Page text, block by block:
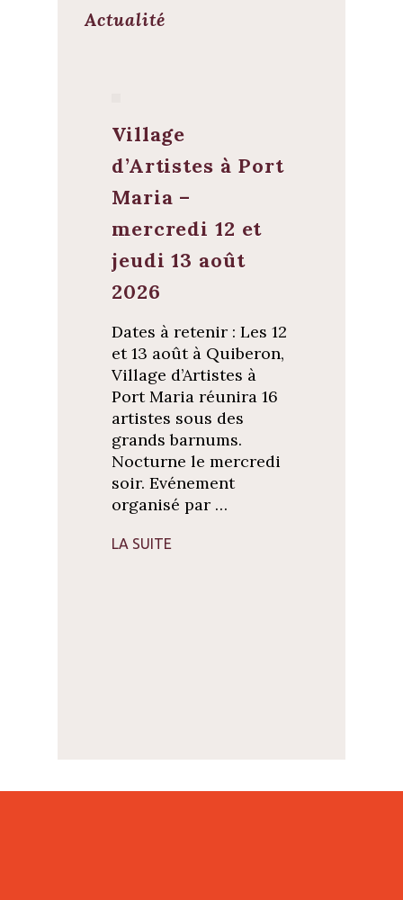
Actualité
Village
d’Artistes à Port
Maria –
mercredi 12 et
jeudi 13 août
2026
Dates à retenir : Les 12
et 13 août à Quiberon,
Village d’Artistes à
Port Maria réunira 16
artistes sous des
grands barnums.
Nocturne le mercredi
soir. Evénement
organisé par …
LA SUITE